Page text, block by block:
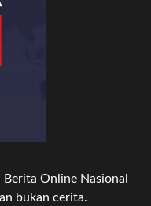
Online Nasional
bukan cerita.